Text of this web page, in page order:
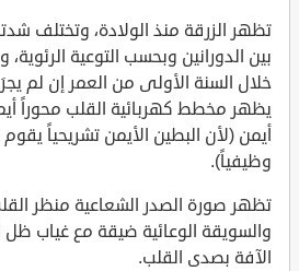
تظهر الزرقة منذ الولادة، وتختلف
بين الدورانين وبحسب التوعية
خلال السنة الأولى من العمر إن لم
يظهر مخطط كهربائية القلب محوراً
أيمن (لأن البطين الأيمن تشريحياً
وظيفياً).
تظهر صورة الصدر الشعاعية منظر
والسويقة الوعائية ضيقة مع غياب
الآفة بصدى القلب.